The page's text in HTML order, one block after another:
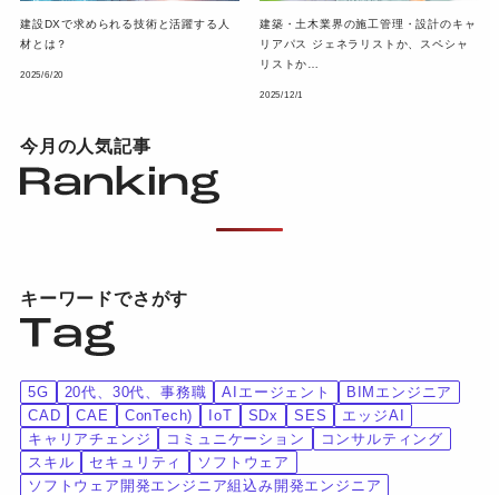
建設DXで求められる技術と活躍する人
材とは？
2025/6/20
建築・土木業界の施工管理・設計のキャ
リアパス ジェネラリストか、スペシャ
リストか…
2025/12/1
今月の人気記事
キーワードでさがす
5G 20代、30代、事務職 AIエージェント
BIMエンジニア
CAD
CAE ConTech) IoT SDx SES
エッジAI
キャリアチェンジ
コミュニケーション
コンサルティング
スキル
セキュリティ
ソフトウェア
ソフトウェア開発エンジニア組込み開発エンジニア